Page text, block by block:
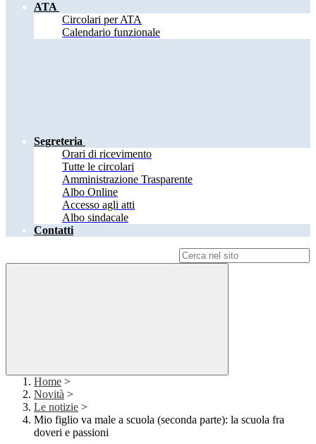
ATA
Circolari per ATA
Calendario funzionale
Segreteria
Orari di ricevimento
Tutte le circolari
Amministrazione Trasparente
Albo Online
Accesso agli atti
Albo sindacale
Contatti
Home >
Novità >
Le notizie >
Mio figlio va male a scuola (seconda parte): la scuola fra
doveri e passioni